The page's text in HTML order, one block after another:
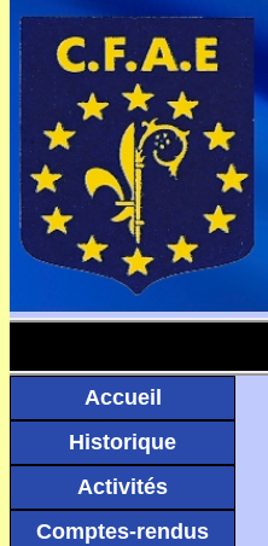
Accueil
Historique
Activités
Comptes-rendus